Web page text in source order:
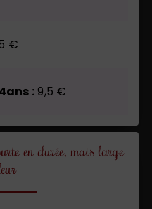
€
: 9,5 €
en durée, mais large